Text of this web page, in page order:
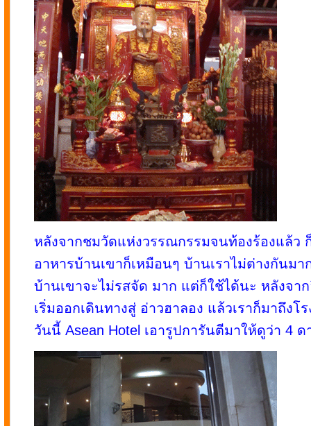
หลังจากชมวัดแห่งวรรณกรรมจนท้องร้องแล้ว
อาหารบ้านเขาก็เหมือนๆ บ้านเราไม่ต่างกันมา
บ้านเขาจะไม่รสจัด มาก แต่ก็ใช้ได้นะ หลังจา
เริ่มออกเดินทางสู่ อ่าวฮาลอง แล้วเราก็มาถึงโ
วันนี้ Asean Hotel เอารูปการันตีมาให้ดูว่า 4